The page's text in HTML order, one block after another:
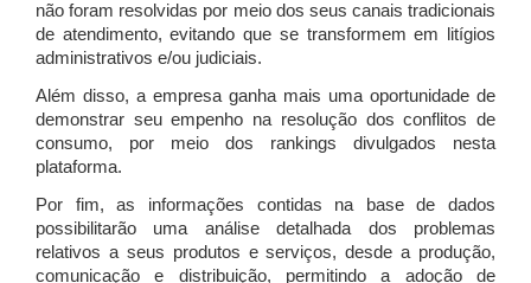
não foram resolvidas por meio dos seus canais tradicionais
de atendimento, evitando que se transformem em litígios
administrativos e/ou judiciais.
Além disso, a empresa ganha mais uma oportunidade de
demonstrar seu empenho na resolução dos conflitos de
consumo, por meio dos rankings divulgados nesta
plataforma.
Por fim, as informações contidas na base de dados
possibilitarão uma análise detalhada dos problemas
relativos a seus produtos e serviços, desde a produção,
comunicação e distribuição, permitindo a adoção de